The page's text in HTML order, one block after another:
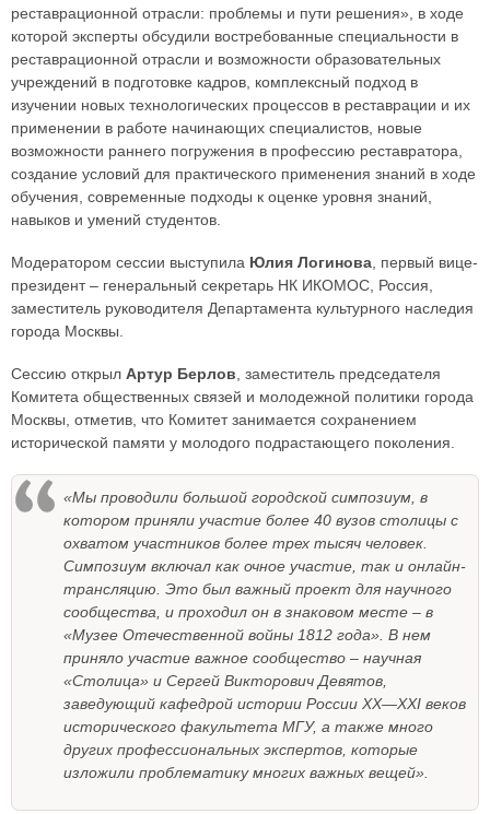
реставрационной отрасли: проблемы и пути решения», в ходе
которой эксперты обсудили востребованные специальности в
реставрационной отрасли и возможности образовательных
учреждений в подготовке кадров, комплексный подход в
изучении новых технологических процессов в реставрации и их
применении в работе начинающих специалистов, новые
возможности раннего погружения в профессию реставратора,
создание условий для практического применения знаний в ходе
обучения, современные подходы к оценке уровня знаний,
навыков и умений студентов.
Модератором сессии выступила Юлия Логинова , первый вице-
президент – генеральный секретарь НК ИКОМОС, Россия,
заместитель руководителя Департамента культурного наследия
города Москвы.
Сессию открыл Артур Берлов , заместитель председателя
Комитета общественных связей и молодежной политики города
Москвы, отметив, что Комитет занимается сохранением
исторической памяти у молодого подрастающего поколения.
«Мы проводили большой городской симпозиум, в
котором приняли участие более 40 вузов столицы с
охватом участников более трех тысяч человек.
Симпозиум включал как очное участие, так и онлайн-
трансляцию. Это был важный проект для научного
сообщества, и проходил он в знаковом месте – в
«Музее Отечественной войны 1812 года». В нем
приняло участие важное сообщество – научная
«Столица» и Сергей Викторович Девятов,
заведующий кафедрой истории России XX—XXI веков
исторического факультета МГУ, а также много
других профессиональных экспертов, которые
изложили проблематику многих важных вещей».